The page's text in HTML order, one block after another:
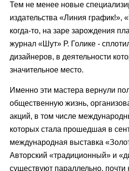
Тем не менее новые
издательства «Линия график!»,
когда-то, на заре зарождения
журнал «Шут» Р. Голике -
дизайнеров, в деятельности
значительное место.
Именно эти мастера вернули
общественную жизнь,
акций, в том числе
которых стала прошедшая в
международная выставка
Авторский «традиционный» и
существуют параллельно, почти